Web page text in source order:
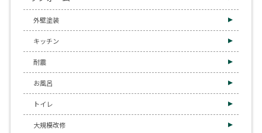
外壁塗装
キッチン
耐震
お風呂
トイレ
大規模改修